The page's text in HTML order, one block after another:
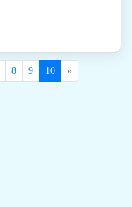
8 9 10 »